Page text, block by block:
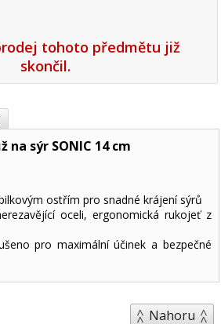
tohoto předmětu již
skončil.
na sýr SONIC 14 cm
ostřím pro snadné krájení sýrů
oceli, ergonomická rukojeť z
pro maximální účinek a bezpečné
Nahoru